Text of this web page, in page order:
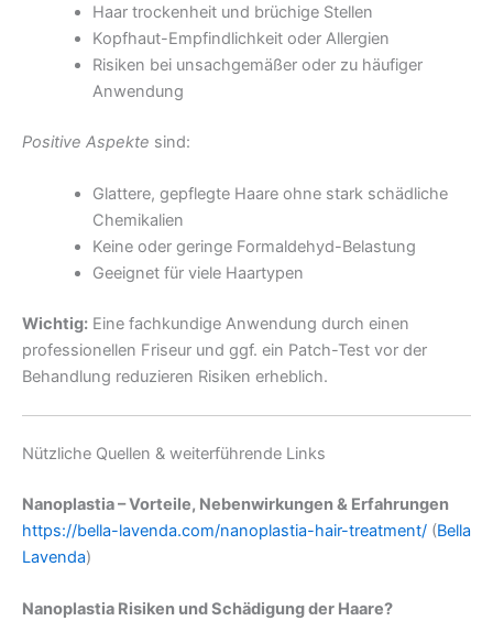
Haar trockenheit und brüchige Stellen
Kopfhaut-Empfindlichkeit oder Allergien
Risiken bei unsachgemäßer oder zu häufiger
Anwendung
Positive Aspekte sind:
Glattere, gepflegte Haare ohne stark schädliche
Chemikalien
Keine oder geringe Formaldehyd-Belastung
Geeignet für viele Haartypen
Wichtig: Eine fachkundige Anwendung durch einen
professionellen Friseur und ggf. ein Patch-Test vor der
Behandlung reduzieren Risiken erheblich.
Nützliche Quellen & weiterführende Links
Nanoplastia – Vorteile, Nebenwirkungen & Erfahrungen
https://bella-lavenda.com/nanoplastia-hair-treatment/ (Bella
Lavenda)
Nanoplastia Risiken und Schädigung der Haare?